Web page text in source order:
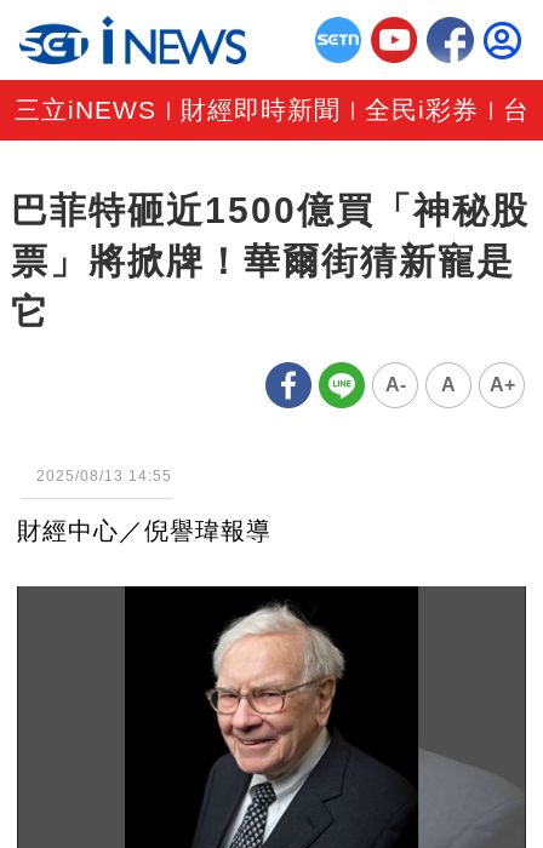
三立iNEWS 財經即時新聞 |全民i彩券 台
巴菲特砸近1500億買「神秘股
票」將掀牌！華爾街猜新寵是
它
A- A A+
2025/08/13 14:55
財經中心／倪譽瑋報導